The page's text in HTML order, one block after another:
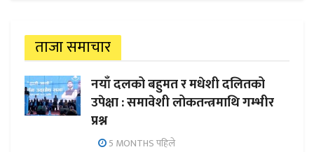
ताजा समाचार
नयाँ दलको बहुमत र मधेशी दलितको
उपेक्षा : समावेशी लोकतन्त्रमाथि गम्भीर
प्रश्न
5 MONTHS पहिले